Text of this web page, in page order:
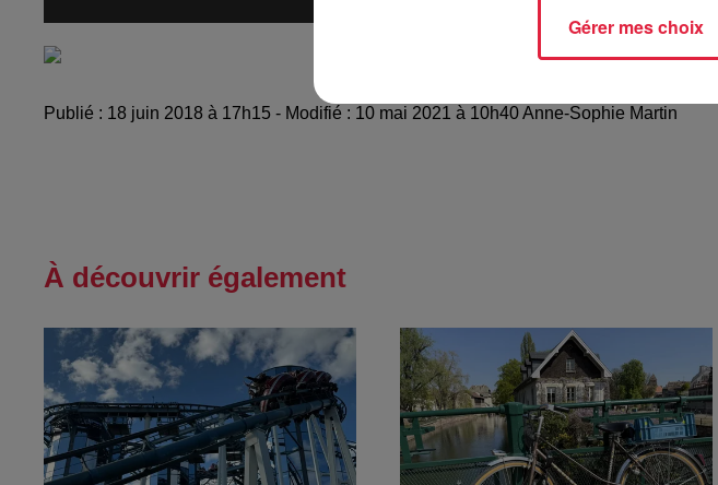
Publié : 18 juin 2018 à 17h15 - Modifié : 10 mai 2021 à 10h40 Anne-Sophie Martin
À découvrir également
Gérer mes choix